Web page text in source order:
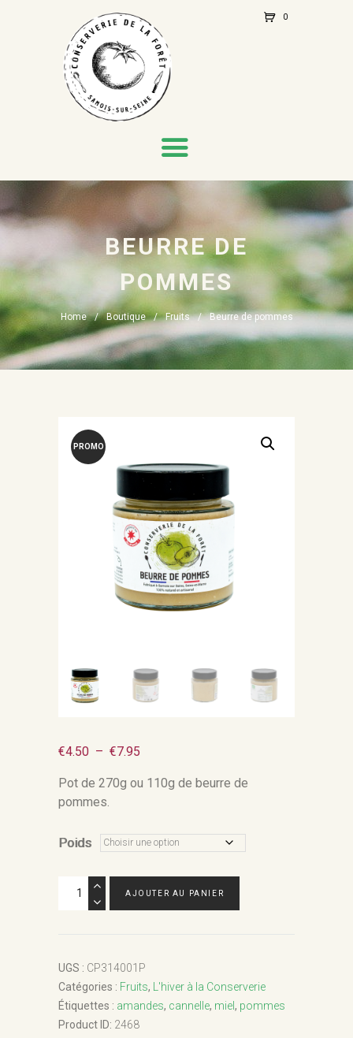
0
BEURRE DE
POMMES
Home Boutique Fruits Beurre de pommes
PROMO
€4.50 – €7.95
prix :
€7.95
Pot de 270g ou 110g de beurre de
pommes.
Poids
quantité
pommes
AJOUTER AU PANIER
UGS : CP314001P
Catégories : Fruits,
L'hiver à la Conserverie
Étiquettes : amandes, cannelle, miel, pommes
Product ID: 2468